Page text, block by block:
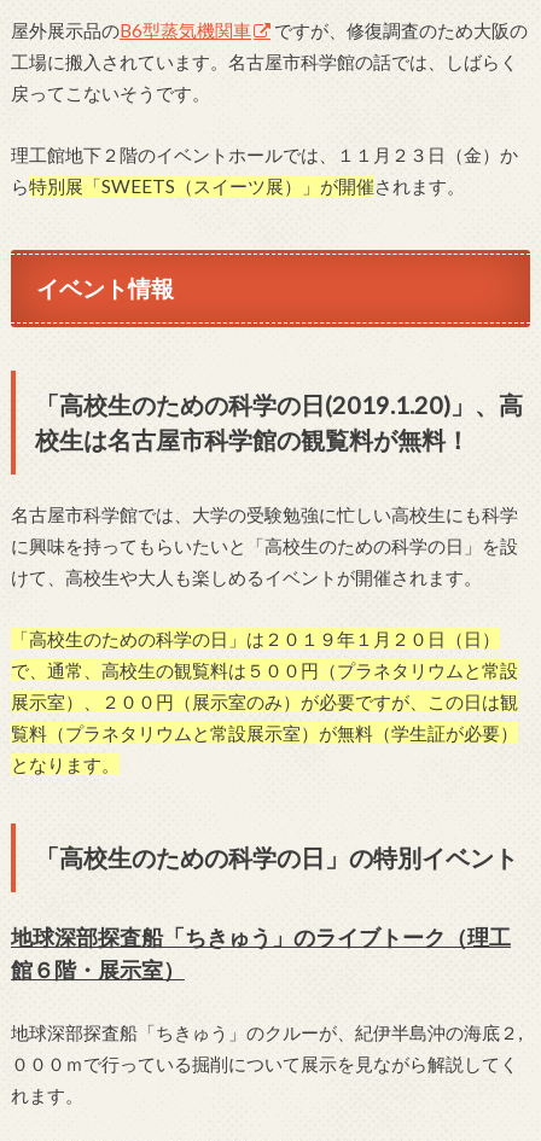
屋外展示品のB6型蒸気機関車
ですが、修復調査のため大阪の
工場に搬入されています。名古屋市科学館の話では、しばらく
戻ってこないそうです。
理工館地下２階のイベントホールでは、１１月２３日（金）か
ら特別展「SWEETS（スイーツ展）」が開催されます。
イベント情報
「高校生のための科学の日(2019.1.20)」、高
校生は名古屋市科学館の観覧料が無料！
名古屋市科学館では、大学の受験勉強に忙しい高校生にも科学
に興味を持ってもらいたいと「高校生のための科学の日」を設
けて、高校生や大人も楽しめるイベントが開催されます。
「高校生のための科学の日」は２０１９年１月２０日（日）
で、通常、高校生の観覧料は５００円（プラネタリウムと常設
展示室）、２００円（展示室のみ）が必要ですが、この日は観
覧料（プラネタリウムと常設展示室）が無料（学生証が必要）
となります。
「高校生のための科学の日」の特別イベント
地球深部探査船「ちきゅう」のライブトーク（理工
館６階・展示室）
地球深部探査船「ちきゅう」のクルーが、紀伊半島沖の海底２,
０００ｍで行っている掘削について展示を見ながら解説してく
れます。